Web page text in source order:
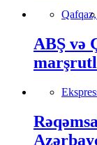
Qafqaz,
ABŞ və